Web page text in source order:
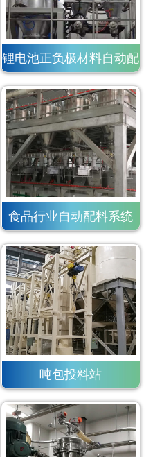
锂电池正负极材料自动配
料系统
食品行业自动配料系统
吨包投料站